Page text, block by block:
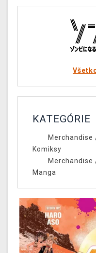
KATEGÓRIE
Merchandise
Komiksy
Merchandise
Manga